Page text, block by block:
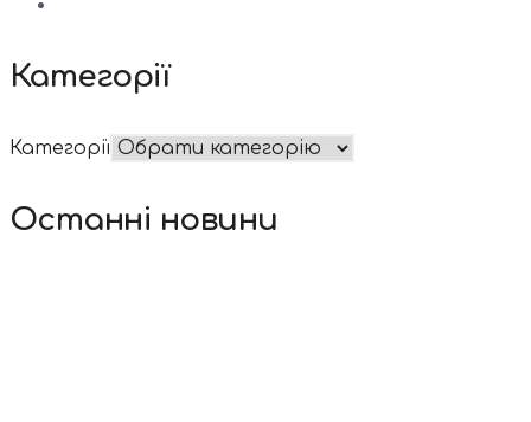
Категорії
Категорії
Останні новини